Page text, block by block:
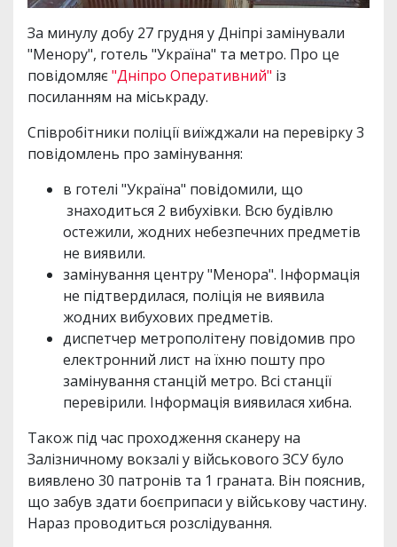
За минулу добу 27 грудня у Дніпрі замінували
"Менору", готель "Україна" та метро. Про це
повідомляє"Дніпро Оперативний" із
посиланням на міськраду.
Співробітники поліції виїжджали на перевірку 3
повідомлень про замінування:
в готелі "Україна" повідомили, що
знаходиться 2 вибухівки. Всю будівлю
остежили, жодних небезпечних предметів
не виявили.
замінування центру "Менора". Інформація
не підтвердилася, поліція не виявила
жодних вибухових предметів.
диспетчер метрополітену повідомив про
електронний лист на їхню пошту про
замінування станцій метро. Всі станції
перевірили. Інформація виявилася хибна.
Також під час проходження сканеру на
Залізничному вокзалі у військового ЗСУ було
виявлено 30 патронів та 1 граната. Він пояснив,
що забув здати боєприпаси у військову частину.
Нараз проводиться розслідування.